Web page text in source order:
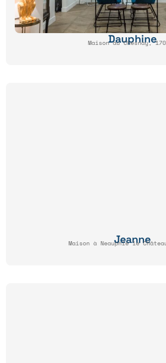
Dauphine
Maison au Chesnay,
Jeanne
Maison à Neauphle le